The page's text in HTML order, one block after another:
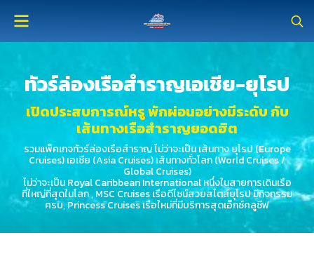
ทัวร์ล่องเรือสำราญเอเชีย-ยุโรป
เปิดประสบการณ์หรู พักผ่อนอย่างมีระดับ กับ
เส้นทางเรือสำราญยอดฮิต
รวมแพ็คเกจทัวร์ล่องเรือสำราญ ไม่ว่าจะเป็น เส้นทาง ยุโรป (Europe
Cruises) เอเชีย (Asia Cruises) เส้นทางทั่วโลก (World Cruises /
Global Cruises)
ไม่ว่าจะเป็น Royal Caribbean International หนึ่งในสายการเดินเรือ
ที่ใหญ่ที่สุดในโลก , MSC Cruises เรือดีไซน์สวยสไตล์ยุโรป มีกิจกรรม
ครบ, Princess Cruises เรือใหม่ที่มีบริการสุดเอ็กซ์คลูซีฟ